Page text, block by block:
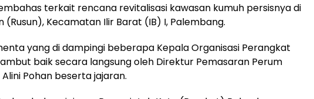
terkait rencana revitalisasi kawasan kumuh persisnya di
(Rusun), Kecamatan Ilir Barat (IB) I, Palembang.
yang di dampingi beberapa Kepala Organisasi Perangkat
baik secara langsung oleh Direktur Pemasaran Perum
Pohan beserta jajaran.